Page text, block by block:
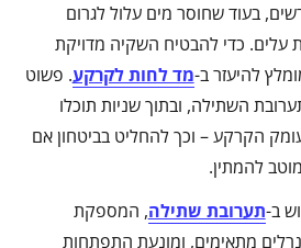
בעוד שחוסר מים עלול לגרום
עלים. כדי להבטיח השקיה מדויקת
להיעזר ב-מד לחות לקרקע. פשוט
השתילה, ובתוך שניות תוכלו
הקרקע – וכך להחליט בביטחון אם
להמתין.
ב-תערובת שתילה, המספקת
מתאימים, ומונעת התפתחות